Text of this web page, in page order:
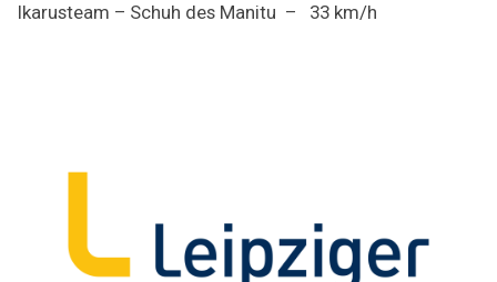
Ikarusteam – Schuh des Manitu – 33 km/h